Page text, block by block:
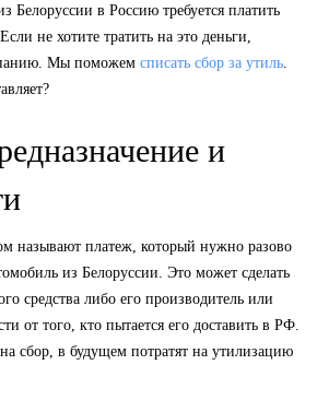
Белоруссии в Россию требуется платить
не хотите тратить на это деньги,
Мы поможем списать сбор за утиль
и
называют платеж, который нужно разово
из Белоруссии. Это может сделать
средства либо его производитель или
от того, кто пытается его доставить в РФ.
сбор, в будущем потратят на утилизацию